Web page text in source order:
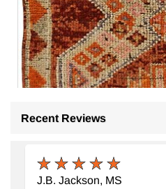
Recent Reviews
J.B. Jackson, MS